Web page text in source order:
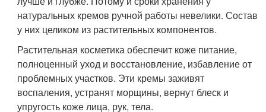
натуральных кремов ручной работы невелики. Состав
у них целиком из растительных компонентов.
Растительная косметика обеспечит коже питание,
полноценный уход и восстановление, избавление от
проблемных участков. Эти кремы заживят
воспаления, устранят морщины, вернут блеск и
упругость коже лица, рук, тела.